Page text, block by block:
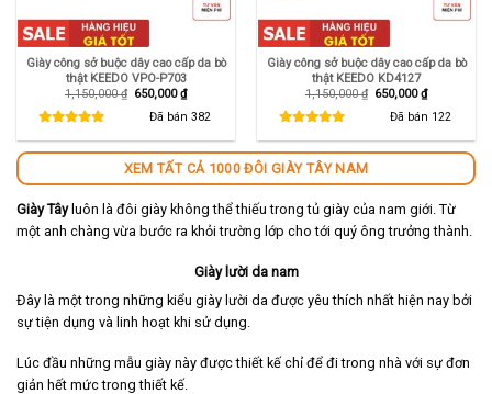
Giày công sở buộc dây cao cấp da bò
thật KEEDO VPO-P703
1,150,000₫ Giá
650,000₫Giá
hiện
tại
Đã bán 382
Giày công sở buộc dây cao cấp da bò
thật KEEDO KD4127
1,150,000₫ Giá
650,000₫Giá
hiện
tại
Đã bán 122
XEM TẤT CẢ 1000 ĐÔI GIÀY TÂY NAM
Giày Tâyluôn là đôi giày không thể thiếu trong tủ giày của nam giới. Từ
một anh chàng vừa bước ra khỏi trường lớp cho tới quý ông trưởng thành.
Giày lười da nam
Đây là một trong những kiểu giày lười da được yêu thích nhất hiện nay bởi
sự tiện dụng và linh hoạt khi sử dụng.
Lúc đầu những mẫu giày này được thiết kế chỉ để đi trong nhà với sự đơn
giản hết mức trong thiết kế.